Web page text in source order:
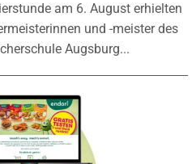
am 6. August erhielten
und -meister des
Augsburg...